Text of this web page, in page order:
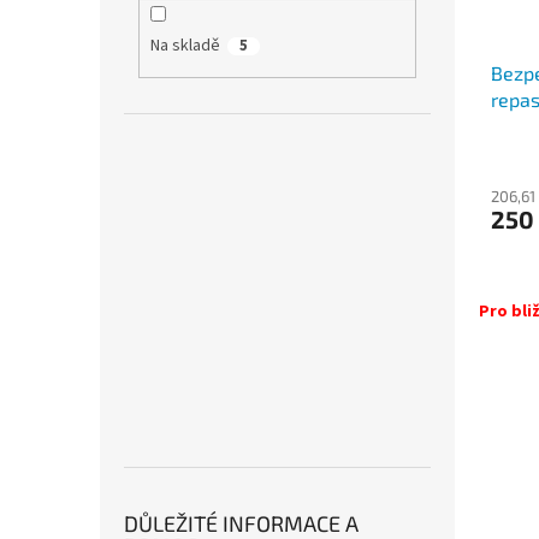
Na skladě 5
DŮLEŽITÉ INFORMACE A
250
Pro